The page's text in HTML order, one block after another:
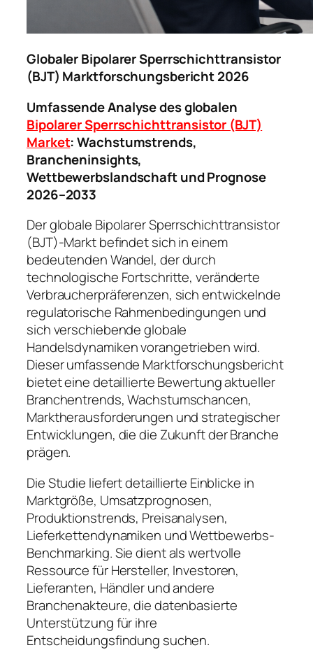
Globaler Bipolarer Sperrschichttransistor
(BJT) Marktforschungsbericht 2026
Umfassende Analyse des globalen
Bipolarer Sperrschichttransistor (BJT)
Market: Wachstumstrends,
Brancheninsights,
Wettbewerbslandschaft und Prognose
2026–2033
Der globale Bipolarer Sperrschichttransistor
(BJT)-Markt befindet sich in einem
bedeutenden Wandel, der durch
technologische Fortschritte, veränderte
Verbraucherpräferenzen, sich entwickelnde
regulatorische Rahmenbedingungen und
sich verschiebende globale
Handelsdynamiken vorangetrieben wird.
Dieser umfassende Marktforschungsbericht
bietet eine detaillierte Bewertung aktueller
Branchentrends, Wachstumschancen,
Marktherausforderungen und strategischer
Entwicklungen, die die Zukunft der Branche
prägen.
Die Studie liefert detaillierte Einblicke in
Marktgröße, Umsatzprognosen,
Produktionstrends, Preisanalysen,
Lieferkettendynamiken und Wettbewerbs-
Benchmarking. Sie dient als wertvolle
Ressource für Hersteller, Investoren,
Lieferanten, Händler und andere
Branchenakteure, die datenbasierte
Unterstützung für ihre
Entscheidungsfindung suchen.